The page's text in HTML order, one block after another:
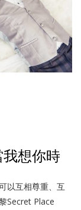
想你時
以互相尊重、互
Secret Place